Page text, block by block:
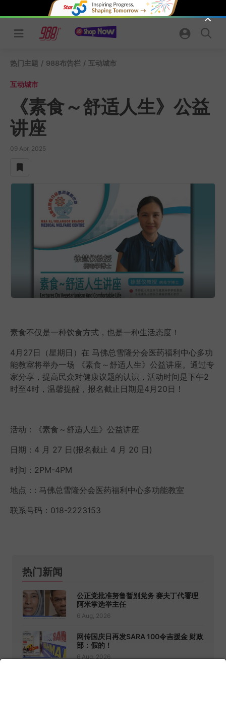
热门主题 / 988布告栏 / 互动城市
互动城市
《素食～舒适人生》公益
讲座
09 Apr, 2025
素食不仅是一种饮食方式，也是一种生活态度！
4月27日（星期日）在 马佛总雪隆分会医药福利中心多功
能教室将举办一场 《素食～舒适人生》公益讲座。通过专
家分享，提高民众对健康议题的认识，活动时间是下午2
时至4时，温馨提醒，报名截止日期是4月20日 ！
活动：《素食～舒适人生》公益讲座
日期：4 月 27 日(报名截止 4 月 20 日)
时间：2PM-4PM
地点：: 马佛总雪隆分会医药福利中心多功能教室
联系号码：018-2223153
热门新闻
公正党批准努鲁暂别党务 赛夫丁代署理
阿米掌选举主任
6 Aug, 2026
网传国庆日再发SARA 100令吉援金 财政
部：假的！
6 Aug, 2026